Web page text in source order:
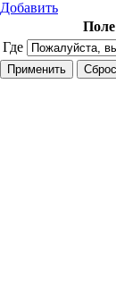
Добавить
Где
Поле